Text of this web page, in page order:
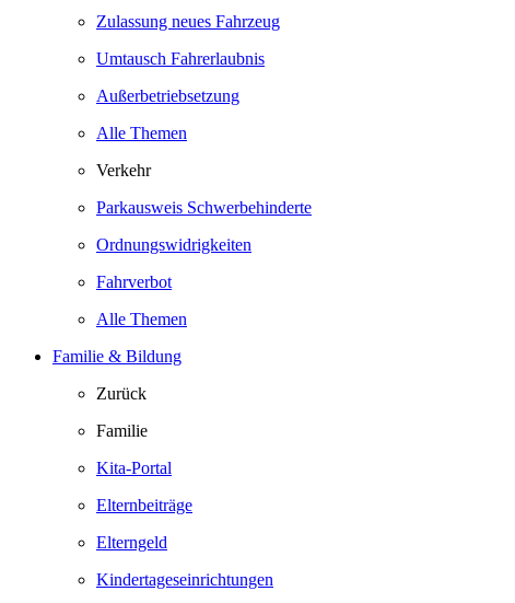
Zulassung neues Fahrzeug
Umtausch Fahrerlaubnis
Außerbetriebsetzung
Alle Themen
Verkehr
Parkausweis Schwerbehinderte
Ordnungswidrigkeiten
Fahrverbot
Alle Themen
Familie & Bildung
Zurück
Familie
Kita-Portal
Elternbeiträge
Elterngeld
Kindertageseinrichtungen